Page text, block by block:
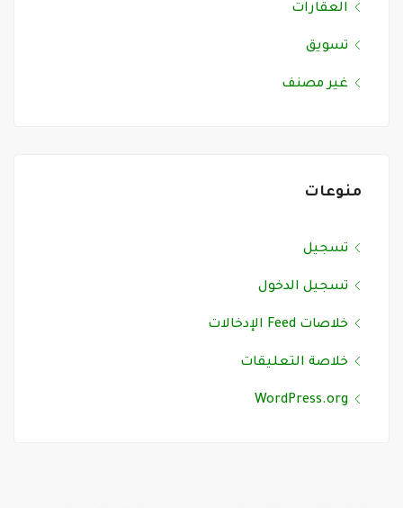
العقارات
تسويق
غير مصنف
منوعات
تسجيل
تسجيل الدخول
خلاصات Feed الإدخالات
خلاصة التعليقات
WordPress.org